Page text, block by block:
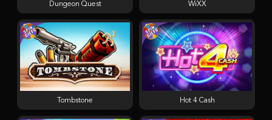
Dungeon Quest WiXX
Hot 4 Cash
Tombstone